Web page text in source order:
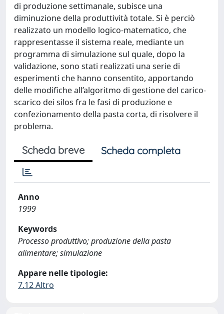
di produzione settimanale, subisce una
diminuzione della produttività totale. Si è perciò
realizzato un modello logico-matematico, che
rappresentasse il sistema reale, mediante un
programma di simulazione sul quale, dopo la
validazione, sono stati realizzati una serie di
esperimenti che hanno consentito, apportando
delle modifiche all’algoritmo di gestione del carico-
scarico dei silos fra le fasi di produzione e
confezionamento della pasta corta, di risolvere il
problema.
Scheda breve Scheda completa
Anno
1999
Keywords
Processo produttivo; produzione della pasta
alimentare; simulazione
Appare nelle tipologie:
7.12 Altro